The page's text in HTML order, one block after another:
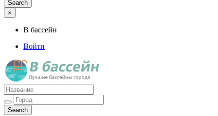
×
В бассейн
Войти
Лучшие бассейны города